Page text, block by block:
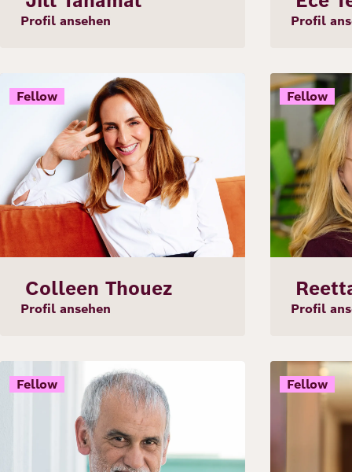
Profil ansehen Profil
Fellow
Colleen Thouez
Profil ansehen
Bild
Fellow
Profil
Fellow
Bild
Fellow